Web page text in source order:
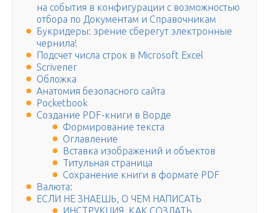
на события в конфигурации с возможностью
отбора по Документам и Справочникам
Букридеры: зрение сберегут электронные
чернила!
Подсчет числа строк в Microsoft Excel
Scrivener
Обложка
Анатомия безопасного сайта
Pocketbook
Создание PDF-книги в Ворде
Формирование текста
Оглавление
Вставка изображений и объектов
Титульная страница
Сохранение книги в формате PDF
Валюта:
ЕСЛИ НЕ ЗНАЕШЬ, О ЧЕМ НАПИСАТЬ
ИНСТРУКЦИЯ, КАК СОЗДАТЬ